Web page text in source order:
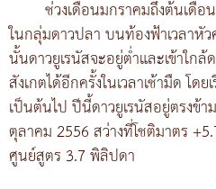
ช่วงเดือนมกราคมถึงต้นเดื
ในกลุ่มดาวปลา บนท้องฟ้าเวลาหั
นั้นดาวยูเรนัสจะอยู่ต่ำและเข้าใก
สังเกตได้อีกครั้งในเวลาเช้ามืด โ
เป็นต้นไป ปีนี้ดาวยูเรนัสอยู่ตรงข้
ตุลาคม 2556 สว่างที่โชติมาตร
ศูนย์สูตร 3.7 พิลิปดา